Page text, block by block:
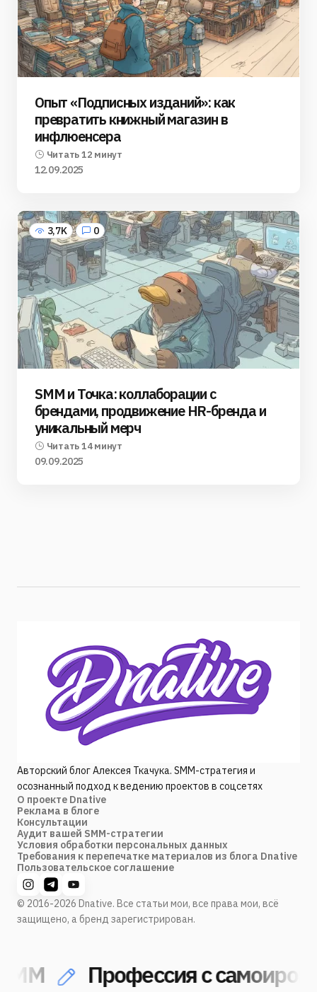
Опыт «Подписных изданий»: как
превратить книжный магазин в
инфлюенсера
Читать 12 минут
12.09.2025
3,7K 0
SMM и Точка: коллаборации с
брендами, продвижение HR-бренда и
уникальный мерч
Читать 14 минут
09.09.2025
Авторский блог Алексея Ткачука. SMM-стратегия и
осознанный подход к ведению проектов в соцсетях
О проекте Dnative
Реклама в блоге
Консультации
Аудит вашей SMM-стратегии
Условия обработки персональных данных
Требования к перепечатке материалов из блога Dnative
Пользовательское соглашение
© 2016-2026 Dnative. Все статьи мои, все права мои, всё
защищено, а бренд зарегистрирован.
Профессия с